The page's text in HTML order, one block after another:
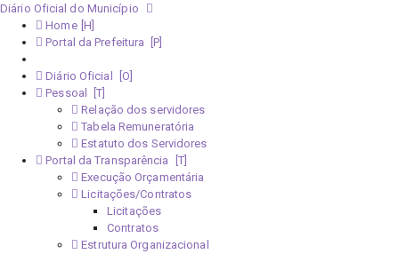
Diário Oficial do Município
Home
Portal da Prefeitura
Diário Oficial
Pessoal
Relação dos servidores
Tabela Remuneratória
Estatuto dos Servidores
Portal da Transparência
Execução Orçamentária
Licitações/Contratos
Licitações
Contratos
Estrutura Organizacional